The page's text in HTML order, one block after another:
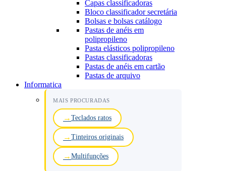
Capas classificadoras
Bloco classificador secretária
Bolsas e bolsas catálogo
Pastas de anéis em
polipropileno
Pasta elásticos polipropileno
Pastas classificadoras
Pastas de anéis em cartão
Pastas de arquivo
Informatica
MAIS PROCURADAS
Teclados ratos
Tinteiros originais
Multifunções